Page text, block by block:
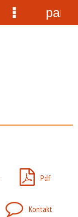
Pdf
Kontakt
Menu
panel